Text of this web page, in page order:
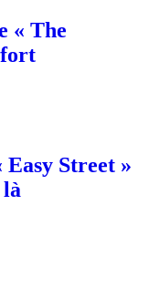
« The
fort
Easy Street »
là